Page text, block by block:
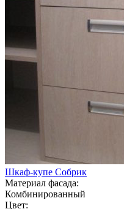
Шкаф-купе Собрик
Материал фасада:
Комбинированный
Цвет: